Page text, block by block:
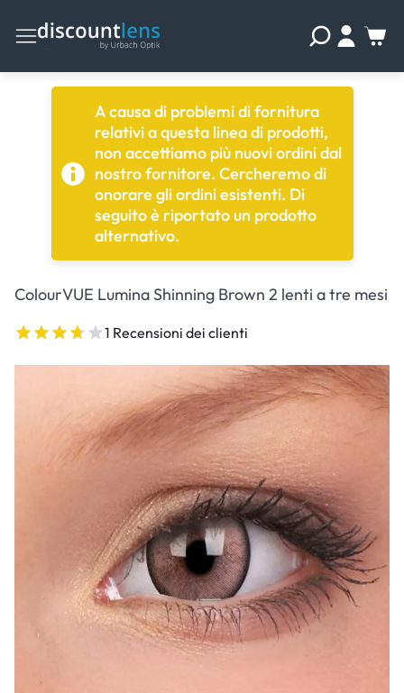
A causa di problemi di fornitura
relativi a questa linea di prodotti,
non accettiamo più nuovi ordini dal
nostro fornitore. Cercheremo di
onorare gli ordini esistenti. Di
seguito è riportato un prodotto
alternativo.
ColourVUE Lumina Shinning Brown 2 lenti a tre mesi
1 Recensioni dei clienti